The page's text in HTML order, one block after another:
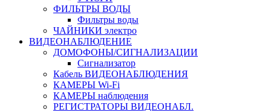
ФИЛЬТРЫ ВОДЫ
Фильтры воды
ЧАЙНИКИ электро
ВИДЕОНАБЛЮДЕНИЕ
ДОМОФОНЫ/СИГНАЛИЗАЦИИ
Сигнализатор
Кабель ВИДЕОНАБЛЮДЕНИЯ
КАМЕРЫ Wi-Fi
КАМЕРЫ наблюдения
РЕГИСТРАТОРЫ ВИДЕОНАБЛ.